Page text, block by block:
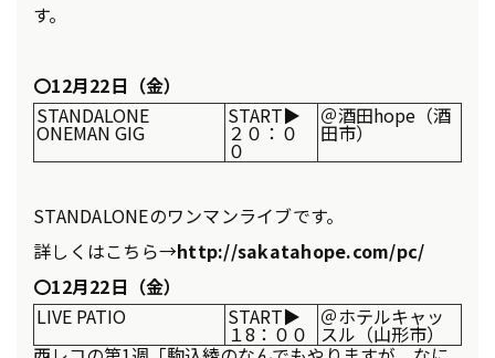
す。
〇12月22日（金）
STANDALONE
ONEMAN GIG
START▶
２０：０
０
＠酒田hope（酒
田市）
STANDALONEのワンマンライブです。
詳しくはこちら→http://sakatahope.com/pc/
〇12月22日（金）
LIVE PATIO
START▶
１8：００
＠ホテルキャッ
スル（山形市）